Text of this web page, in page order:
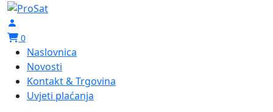
0
Naslovnica
Novosti
Kontakt & Trgovina
Uvjeti plaćanja